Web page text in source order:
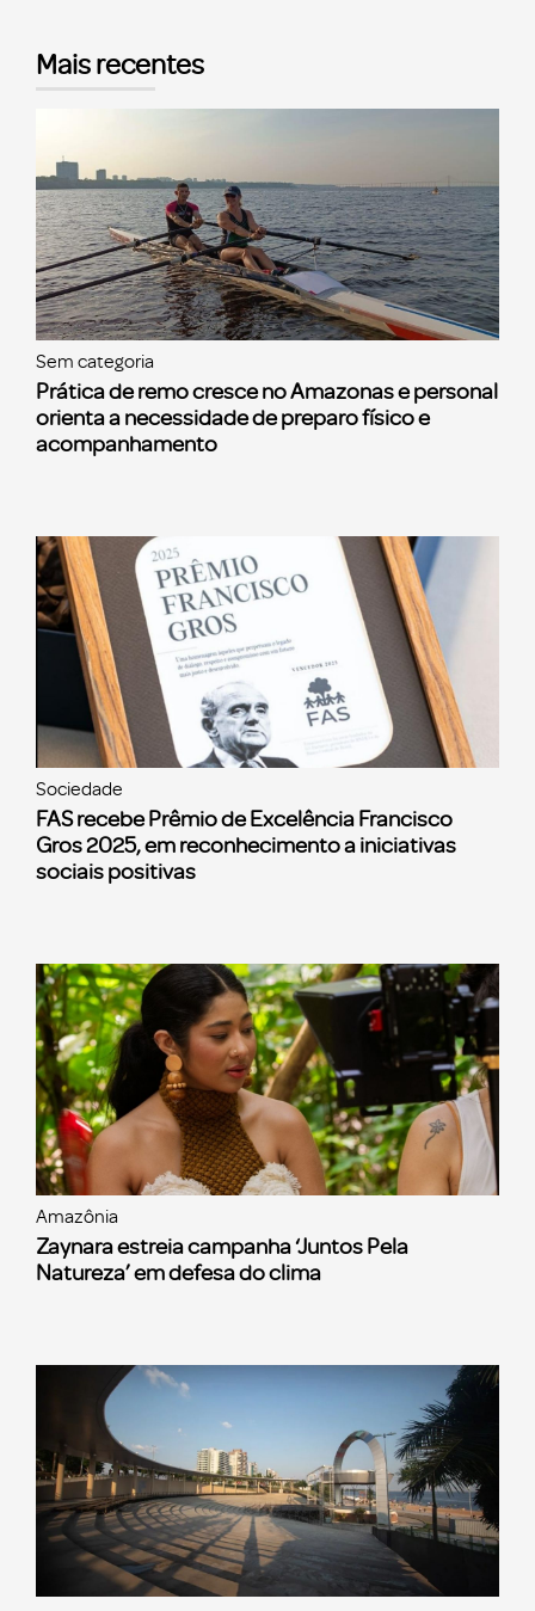
Mais recentes
Sem categoria
Prática de remo cresce no Amazonas e personal
orienta a necessidade de preparo físico e
acompanhamento
Sociedade
FAS recebe Prêmio de Excelência Francisco
Gros 2025, em reconhecimento a iniciativas
sociais positivas
Amazônia
Zaynara estreia campanha ‘Juntos Pela
Natureza’ em defesa do clima